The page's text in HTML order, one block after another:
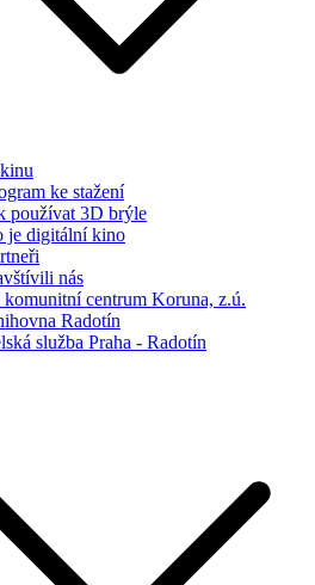
ke stažení
používat 3D brýle
je digitální kino
nás
centrum Koruna, z.ú.
Radotín
služba Praha - Radotín